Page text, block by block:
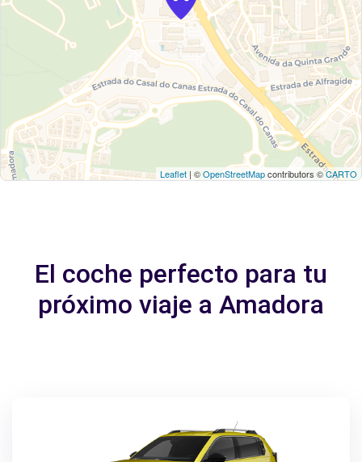
Leaflet | ©OpenStreetMapcontributors ©CARTO
El coche perfecto para tu
próximo viaje a Amadora